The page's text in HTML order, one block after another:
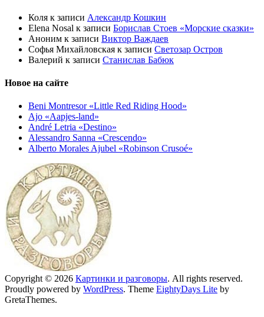
Коля к записи Александр Кошкин
Elena Nosal к записи Борислав Стоев «Морские сказки»
Аноним к записи Виктор Важдаев
Софья Михайловская к записи Светозар Остров
Валерий к записи Станислав Бабюк
Новое на сайте
Beni Montresor «Little Red Riding Hood»
Ajo «Aapjes-land»
André Letria «Destino»
Alessandro Sanna «Crescendo»
Alberto Morales Ajubel «Robinson Crusoé»
Copyright © 2026 Картинки и разговоры. All rights reserved.
Proudly powered by WordPress. Theme EightyDays Lite by
GretaThemes.